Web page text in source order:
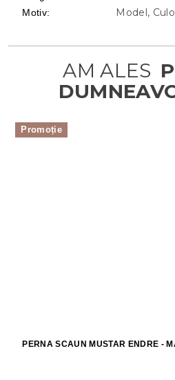
Promoție
PERNA SCAUN MUSTAR ENDRE -
Motiv: Model,